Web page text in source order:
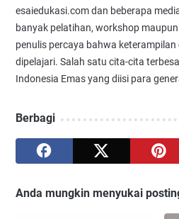
esaiedukasi.com dan beberapa
banyak pelatihan, workshop
penulis percaya bahwa
dipelajari. Salah satu cita-cita
Indonesia Emas yang diisi para
Berbagi
Anda mungkin menyukai